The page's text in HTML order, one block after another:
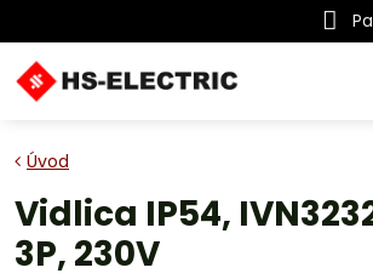
Úvod
Vidlica IP54,
3P, 230V